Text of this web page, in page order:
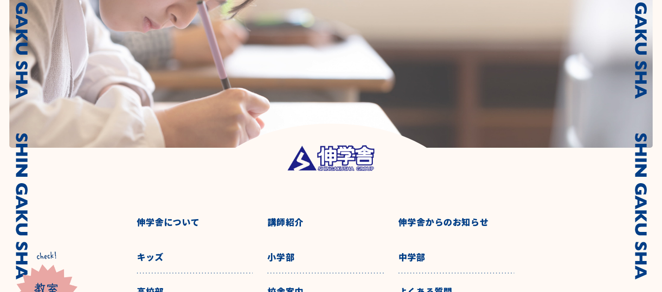
伸学舎について 講師紹介 伸学舎からのお知らせ
キッズ 小学部 中学部